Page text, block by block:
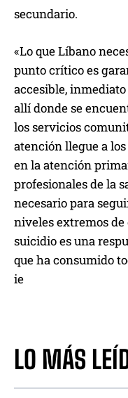
secundario.
«Lo que Líbano
punto crítico es
accesible,
allí donde se
los servicios
atención llegue a
en la atención
profesionales de la
necesario para
niveles extremos
suicidio es una
que ha consumido
ie
LO MÁS